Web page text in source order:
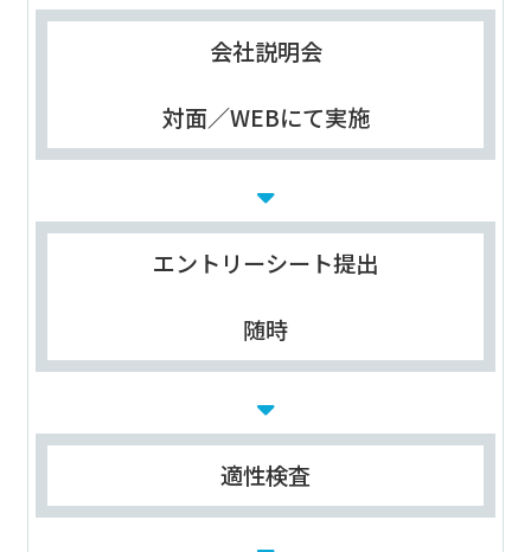
会社説明会
対面／WEBにて実施
エントリーシート提出
随時
適性検査